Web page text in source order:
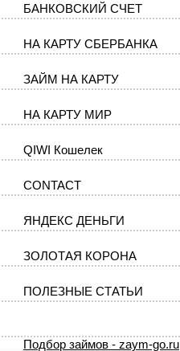
БАНКОВСКИЙ СЧЕТ
НА КАРТУ СБЕРБАНКА
ЗАЙМ НА КАРТУ
НА КАРТУ МИР
QIWI Кошелек
CONTACT
ЯНДЕКС ДЕНЬГИ
ЗОЛОТАЯ КОРОНА
ПОЛЕЗНЫЕ СТАТЬИ
Подбор займов - zaym-go.ru